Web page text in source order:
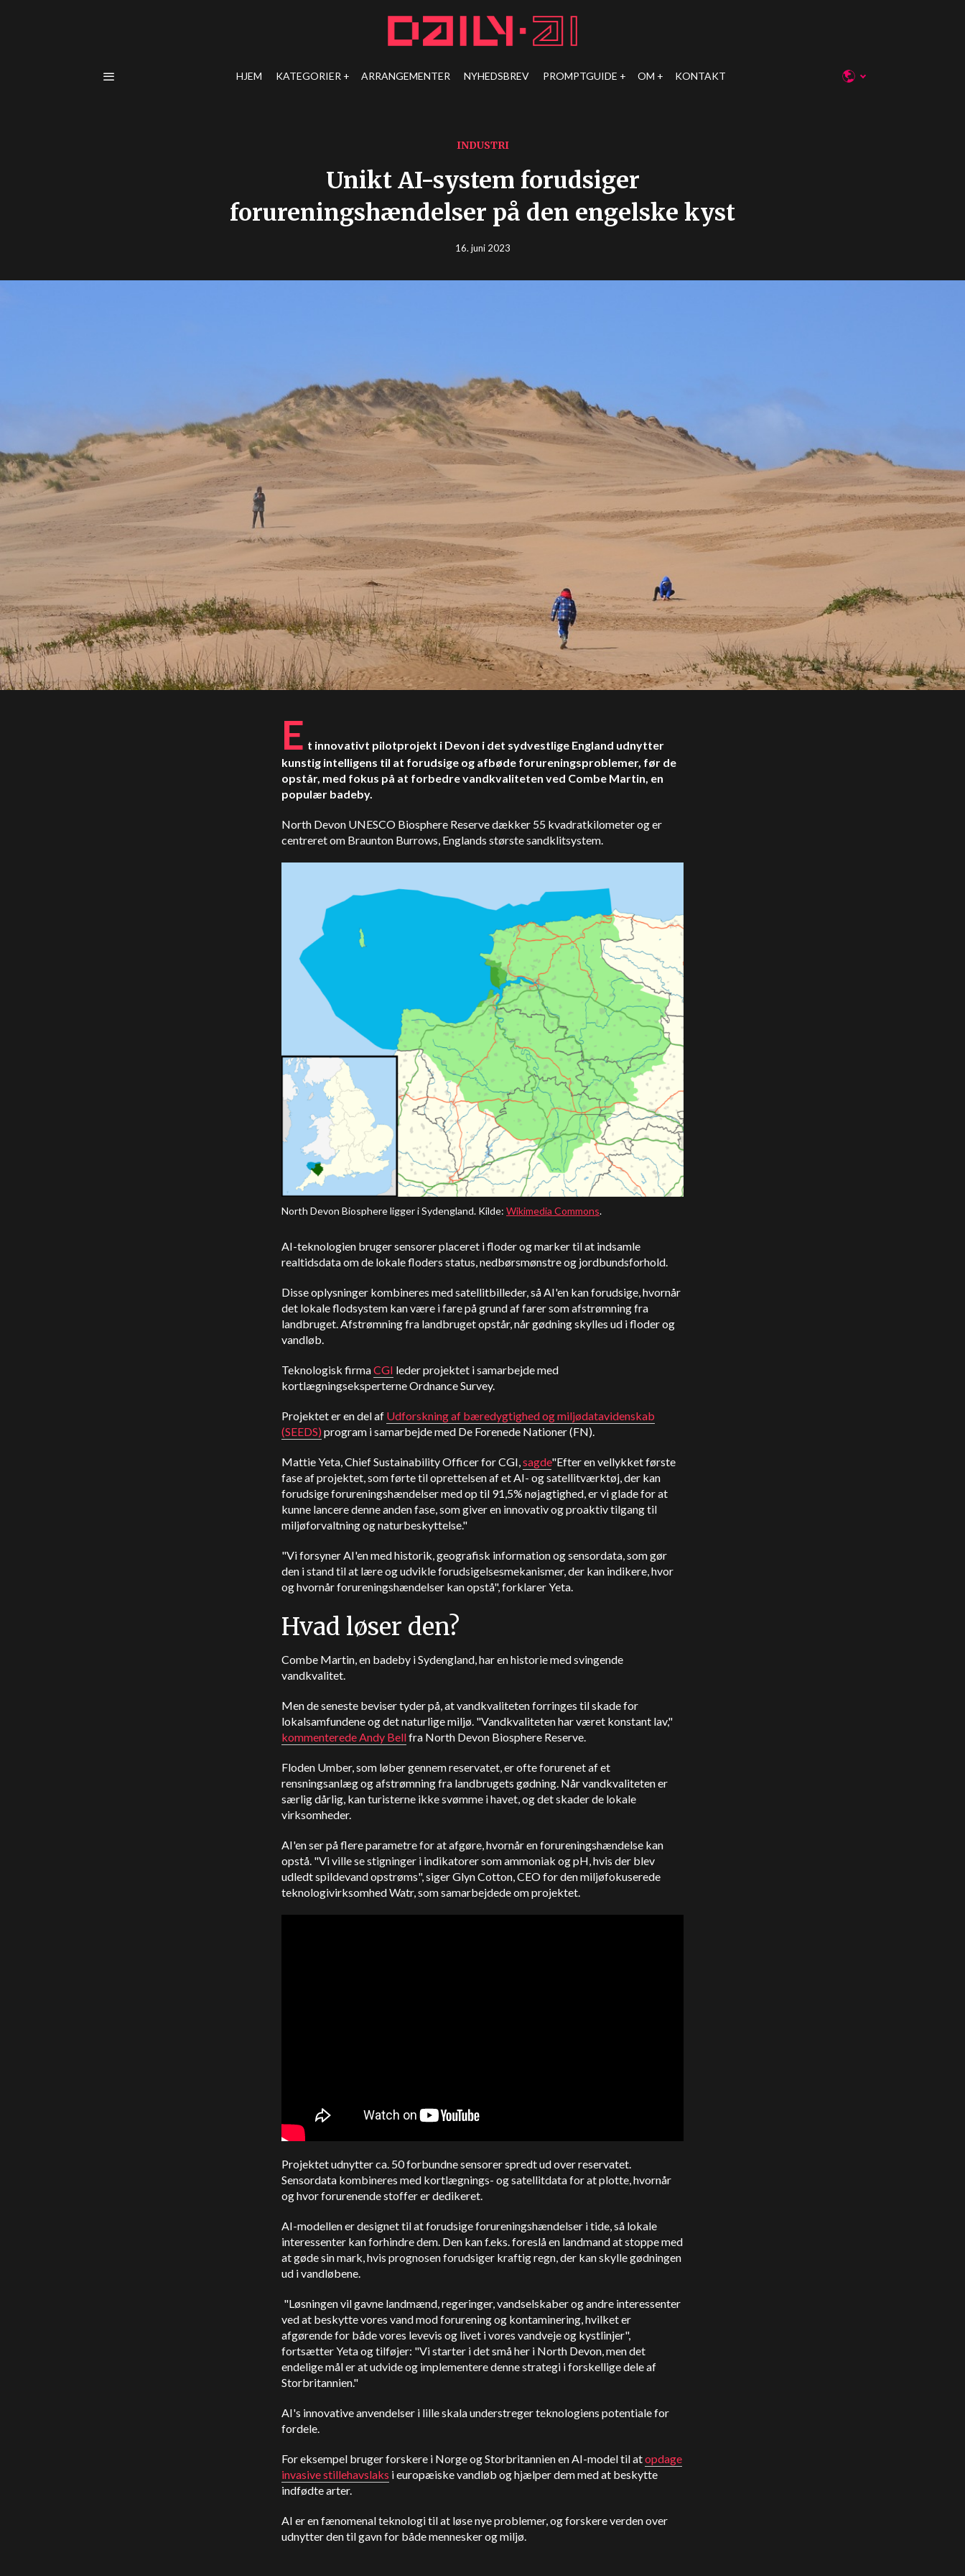
HJEM KATEGORIER ARRANGEMENTER NYHEDSBREV PROMPTGUIDE OM KONTAKT
INDUSTRI
Unikt AI-system forudsiger
forureningshændelser på den engelske kyst
16. juni 2023
E t innovativt pilotprojekt i Devon i det sydvestlige England udnytter
kunstig intelligens til at forudsige og afbøde forureningsproblemer, før de
opstår, med fokus på at forbedre vandkvaliteten ved Combe Martin, en
populær badeby.
North Devon UNESCO Biosphere Reserve dækker 55 kvadratkilometer og er
centreret om Braunton Burrows, Englands største sandklitsystem.
North Devon Biosphere ligger i Sydengland. Kilde: Wikimedia Commons.
AI-teknologien bruger sensorer placeret i floder og marker til at indsamle
realtidsdata om de lokale floders status, nedbørsmønstre og jordbundsforhold.
Disse oplysninger kombineres med satellitbilleder, så AI'en kan forudsige, hvornår
det lokale flodsystem kan være i fare på grund af farer som afstrømning fra
landbruget. Afstrømning fra landbruget opstår, når gødning skylles ud i floder og
vandløb.
Teknologisk firmaCGI leder projektet i samarbejde med
kortlægningseksperterne Ordnance Survey.
Projektet er en del af Udforskning af bæredygtighed og miljødatavidenskab
(SEEDS)program i samarbejde med De Forenede Nationer (FN).
Mattie Yeta, Chief Sustainability Officer for CGI,sagde"Efter en vellykket første
fase af projektet, som førte til oprettelsen af et AI- og satellitværktøj, der kan
forudsige forureningshændelser med op til 91,5% nøjagtighed, er vi glade for at
kunne lancere denne anden fase, som giver en innovativ og proaktiv tilgang til
miljøforvaltning og naturbeskyttelse."
"Vi forsyner AI'en med historik, geografisk information og sensordata, som gør
den i stand til at lære og udvikle forudsigelsesmekanismer, der kan indikere, hvor
og hvornår forureningshændelser kan opstå", forklarer Yeta.
Hvad løser den?
Combe Martin, en badeby i Sydengland, har en historie med svingende
vandkvalitet.
Men de seneste beviser tyder på, at vandkvaliteten forringes til skade for
lokalsamfundene og det naturlige miljø. "Vandkvaliteten har været konstant lav,"
kommenterede Andy Bellfra North Devon Biosphere Reserve.
Floden Umber, som løber gennem reservatet, er ofte forurenet af et
rensningsanlæg og afstrømning fra landbrugets gødning. Når vandkvaliteten er
særlig dårlig, kan turisterne ikke svømme i havet, og det skader de lokale
virksomheder.
AI'en ser på flere parametre for at afgøre, hvornår en forureningshændelse kan
opstå. "Vi ville se stigninger i indikatorer som ammoniak og pH, hvis der blev
udledt spildevand opstrøms", siger Glyn Cotton, CEO for den miljøfokuserede
teknologivirksomhed Watr, som samarbejdede om projektet.
Projektet udnytter ca. 50 forbundne sensorer spredt ud over reservatet.
Sensordata kombineres med kortlægnings- og satellitdata for at plotte, hvornår
og hvor forurenende stoffer er dedikeret.
AI-modellen er designet til at forudsige forureningshændelser i tide, så lokale
interessenter kan forhindre dem. Den kan f.eks. foreslå en landmand at stoppe med
at gøde sin mark, hvis prognosen forudsiger kraftig regn, der kan skylle gødningen
ud i vandløbene.
"Løsningen vil gavne landmænd, regeringer, vandselskaber og andre interessenter
ved at beskytte vores vand mod forurening og kontaminering, hvilket er
afgørende for både vores levevis og livet i vores vandveje og kystlinjer",
fortsætter Yeta og tilføjer: "Vi starter i det små her i North Devon, men det
endelige mål er at udvide og implementere denne strategi i forskellige dele af
Storbritannien."
AI's innovative anvendelser i lille skala understreger teknologiens potentiale for
fordele.
For eksempel bruger forskere i Norge og Storbritannien en AI-model til atopdage
invasive stillehavslaks i europæiske vandløb og hjælper dem med at beskytte
indfødte arter.
AI er en fænomenal teknologi til at løse nye problemer, og forskere verden over
udnytter den til gavn for både mennesker og miljø.